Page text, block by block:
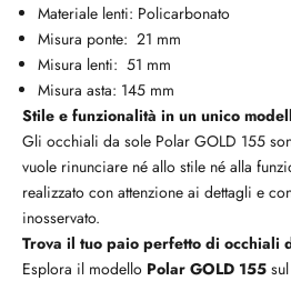
Materiale lenti: Policarbonato
Misura ponte: 21 mm
Misura lenti: 51 mm
Misura asta: 145 mm
Stile e funzionalità in un unico
Gli occhiali da sole Polar GOLD 155
vuole rinunciare né allo stile né alla
realizzato con attenzione ai dettagli e
inosservato.
Trova il tuo paio perfetto di occhiali
Esplora il modello Polar GOLD 155